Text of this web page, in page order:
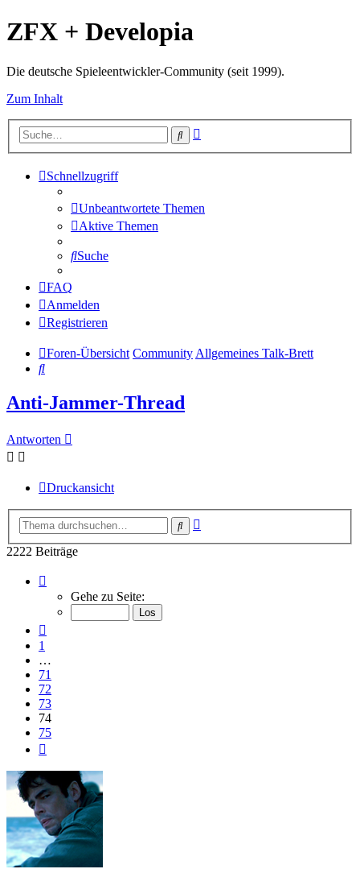
ZFX + Developia
Die deutsche Spieleentwickler-Community (seit 1999).
Zum Inhalt
Suche
Schnellzugriff
Unbeantwortete Themen
Aktive Themen
Suche
FAQ
Anmelden
Registrieren
Foren-Übersicht CommunityAllgemeines Talk-Brett
Suche
Anti-Jammer-Thread
Antworten
Druckansicht
Suche
2222 Beiträge
74
von
Gehe zu Seite:
1
…
71
72
73
74
75